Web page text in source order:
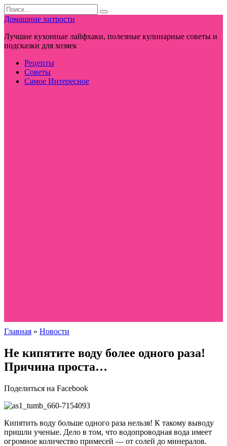
Перейти
к
контенту
Search
for:
Домашние хитрости
Лучшие кухонные лайфхаки, полезные кулинарные советы и
подсказки для хозяек
Рецепты
Советы
Самое Интересное
Главная » Новости
Не кипятите воду более одного раза!
Причина проста…
Поделиться на Facebook
Кипятить воду больше одного раза нельзя! К такому выводу
пришли ученые. Дело в том, что водопроводная вода имеет
огромное количество примесей — от солей до минералов.